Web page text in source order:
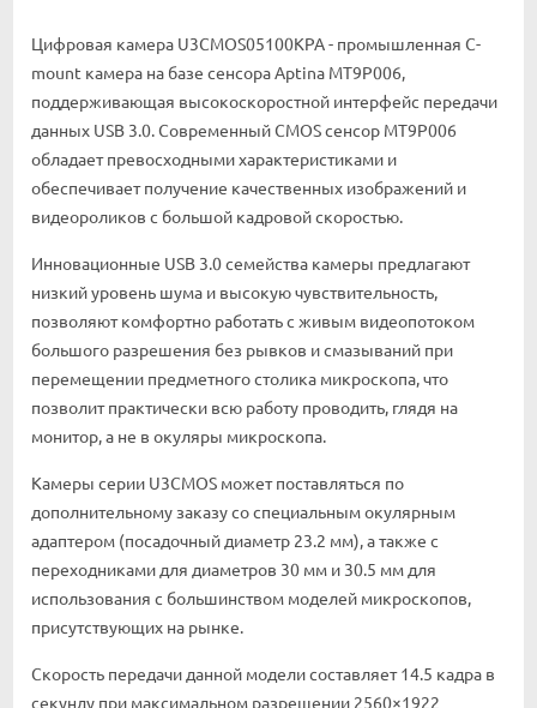
Цифровая камера U3CMOS05100KPA - промышленная C-
mount камера на базе сенсора Aptina MT9P006,
поддерживающая высокоскоростной интерфейс передачи
данных USB 3.0. Современный CMOS сенсор MT9P006
обладает превосходными характеристиками и
обеспечивает получение качественных изображений и
видеороликов с большой кадровой скоростью.
Инновационные USB 3.0 семейства камеры предлагают
низкий уровень шума и высокую чувствительность,
позволяют комфортно работать с живым видеопотоком
большого разрешения без рывков и смазываний при
перемещении предметного столика микроскопа, что
позволит практически всю работу проводить, глядя на
монитор, а не в окуляры микроскопа.
Камеры серии U3CMOS может поставляться по
дополнительному заказу со специальным окулярным
адаптером (посадочный диаметр 23.2 мм), а также с
переходниками для диаметров 30 мм и 30.5 мм для
использования с большинством моделей микроскопов,
присутствующих на рынке.
Скорость передачи данной модели составляет 14.5 кадра в
секунду при максимальном разрешении 2560×1922